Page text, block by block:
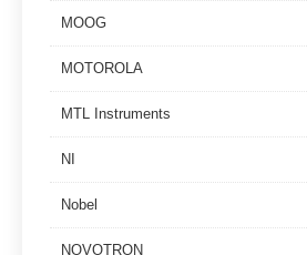
MOOG
MOTOROLA
MTL Instruments
NI
Nobel
NOVOTRON